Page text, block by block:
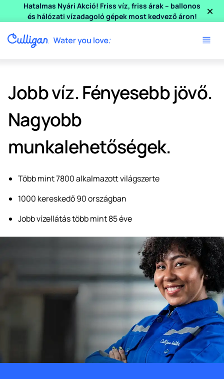
Hatalmas Nyári Akció! Friss víz, friss árak – ballonos
és hálózati vízadagoló gépek most kedvező áron!
×
Jobb víz. Fényesebb jövő.
Nagyobb
munkalehetőségek.
Több mint 7800 alkalmazott világszerte
1000 kereskedő 90 országban
Jobb vízellátás több mint 85 éve